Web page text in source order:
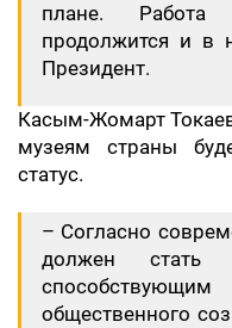
плане.
продолжится и в
Президент.
Касым-Жомарт
музеям страны
статус.
– Согласно
должен стать
общественного